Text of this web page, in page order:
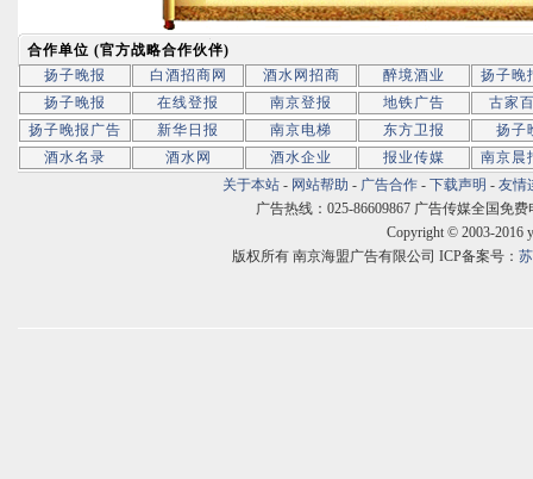
合作单位 (官方战略合作伙伴)
扬子晚报
白酒招商网 酒水网招商 醉境酒业
扬子晚
扬子晚报
在线登报 南京登报 地铁广告
古家
扬子晚报广告
新华日报 南京电梯 东方卫报
扬子
酒水名录
酒水网 酒水企业 报业传媒
南京晨
关于本站 - 网站帮助 - 广告合作 - 下载声明 - 友情
广告热线：025-86609867 广告传媒全国免费
Copyright © 2003-2016
版权所有 南京海盟广告有限公司 ICP备案号：